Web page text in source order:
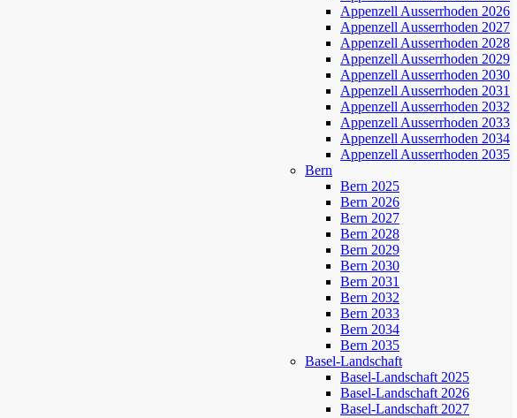
Appenzell Ausserrhoden 2026
Appenzell Ausserrhoden 2027
Appenzell Ausserrhoden 2028
Appenzell Ausserrhoden 2029
Appenzell Ausserrhoden 2030
Appenzell Ausserrhoden 2031
Appenzell Ausserrhoden 2032
Appenzell Ausserrhoden 2033
Appenzell Ausserrhoden 2034
Appenzell Ausserrhoden 2035
Bern
Bern 2025
Bern 2026
Bern 2027
Bern 2028
Bern 2029
Bern 2030
Bern 2031
Bern 2032
Bern 2033
Bern 2034
Bern 2035
Basel-Landschaft
Basel-Landschaft 2025
Basel-Landschaft 2026
Basel-Landschaft 2027